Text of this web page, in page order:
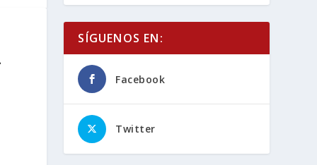
SÍGUENOS EN:
Facebook
Twitter